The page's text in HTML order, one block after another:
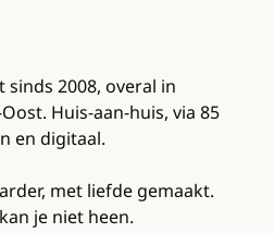
sinds 2008, overal in
Huis-aan-huis, via 85
en digitaal.
met liefde gemaakt.
kan je niet heen.